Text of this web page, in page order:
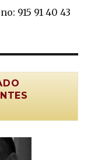
915 91 40 43